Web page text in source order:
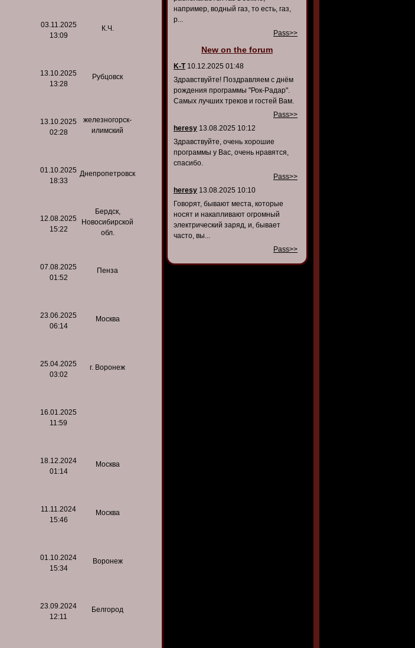
03.11.2025
13:09
К.Ч.
13.10.2025
13:28
Рубцовск
13.10.2025
02:28
железногорск-
илимский
01.10.2025
18:33
Днепропетровск
12.08.2025
15:22
Бердск,
Новосибирской
обл.
07.08.2025
01:52
Пенза
23.06.2025
06:14
Москва
25.04.2025
03:02
г. Воронеж
16.01.2025
11:59
18.12.2024
01:14
Москва
11.11.2024
15:46
Москва
01.10.2024
15:34
Воронеж
23.09.2024
12:11
Белгород
например, водный газ, то есть, газ,
р...
Pass>>
New on the forum
K-T10.12.2025 01:48
Здравствуйте! Поздравляем с днём
рождения программы "Рок-Радар".
Самых лучших треков и гостей Вам.
Pass>>
heresy 13.08.2025 10:12
Здравствуйте, очень хорошие
программы у Вас, очень нравятся,
спасибо.
Pass>>
heresy 13.08.2025 10:10
Говорят, бывают места, которые
носят и накапливают огромный
электрический заряд, и, бывает
часто, вы...
Pass>>